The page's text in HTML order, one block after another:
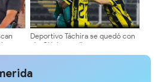
Deportivo Táchira se quedó con
el «Clásico andino»